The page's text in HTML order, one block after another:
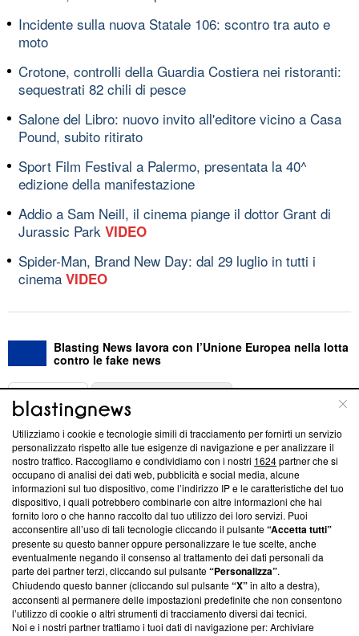
Incidente sulla nuova Statale 106: scontro tra auto e
moto
Crotone, controlli della Guardia Costiera nei ristoranti:
sequestrati 82 chili di pesce
Salone del Libro: nuovo invito all'editore vicino a Casa
Pound, subito ritirato
Sport Film Festival a Palermo, presentata la 40^
edizione della manifestazione
Addio a Sam Neill, il cinema piange il dottor Grant di
Jurassic Park VIDEO
Spider-Man, Brand New Day: dal 29 luglio in tutti i
cinema VIDEO
Blasting News lavora con l’Unione Europea nella lotta
contro le fake news
ABOUT
Questa sezione offre informazioni trasparenti su Blasting
News, sui nostri processi editoriali e su come ci impegniamo a
creare news di qualità. Inoltre, afferma la nostra aderenza a
‘Trust Project - News with Integrity’Blasting News non è
ancora membro del programma, ma ha richiesto di farne
parte; Trust Project non ha ancora effettuato una verifica di
conformità agli standard.
Su di noi
Team editoriale
Corporate
Utilizziamo i cookie e tecnologie simili di tracciamento per fornirti un servizio
personalizzato rispetto alle tue esigenze di navigazione e per analizzare il
nostro traffico. Raccogliamo e condividiamo con i nostri 1624partner che si
occupano di analisi dei dati web, pubblicità e social media, alcune
informazioni sul tuo dispositivo, come l’indirizzo IP e le caratteristiche del tuo
dispositivo, i quali potrebbero combinarle con altre informazioni che hai
fornito loro o che hanno raccolto dal tuo utilizzo dei loro servizi. Puoi
acconsentire all’uso di tali tecnologie cliccando il pulsante“Accetta tutti”
presente su questo banner oppure personalizzare le tue scelte, anche
eventualmente negando il consenso al trattamento dei dati personali da
parte dei partner terzi, cliccando sul pulsante“Personalizza”.
Chiudendo questo banner (cliccando sul pulsante“X”in alto a destra),
acconsenti al permanere delle impostazioni predefinite che non consentono
l’utilizzo di cookie o altri strumenti di tracciamento diversi dai tecnici.
Noi e i nostri partner trattiamo i tuoi dati di navigazione per: Archiviare